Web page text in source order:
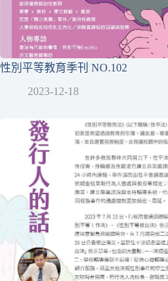
性別平等教育季刊 NO.102
2023-12-18